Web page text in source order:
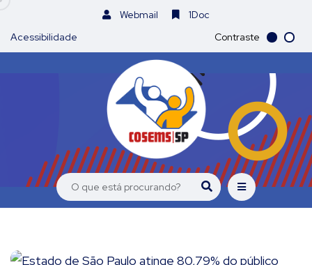
Webmail
1Doc
Acessibilidade
Contraste